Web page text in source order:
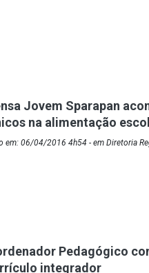
Jovem Sparapan
na alimentação
em: 06/04/2016 4h54 - em Diretoria
Pedagógico
integrador